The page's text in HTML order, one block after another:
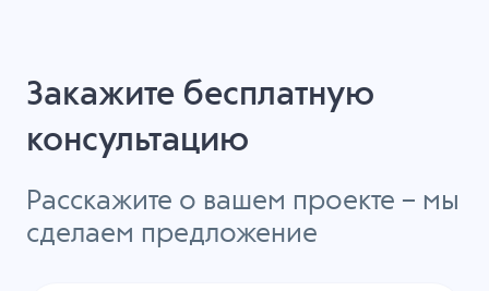
Закажите бесплатную
консультацию
Расскажите о вашем проекте – мы
сделаем предложение